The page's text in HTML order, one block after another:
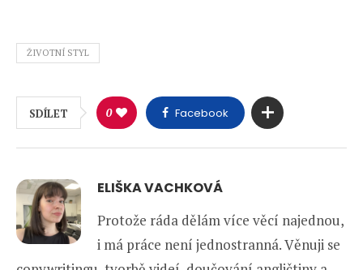
ŽIVOTNÍ STYL
SDÍLET 0 Facebook
ELIŠKA VACHKOVÁ
Protože ráda dělám více věcí najednou,
i má práce není jednostranná. Věnuji se